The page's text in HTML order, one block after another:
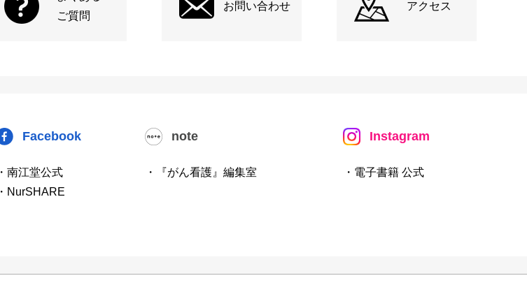
ご質問
お問い合わせ アクセス
Facebook
・南江堂公式
・NurSHARE
note
・『がん看護』編集室
Instagram
・電子書籍 公式